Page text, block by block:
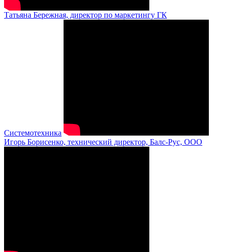
Татьяна Бережная, директор по маркетингу ГК
Системотехника
Игорь Борисенко, технический директор, Балс-Рус, ООО